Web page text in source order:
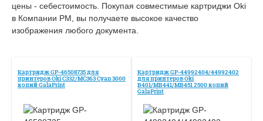
цены - себестоимость. Покупая совместимые картриджи Oki
в Компании РМ, вы получаете высокое качество
изображения любого документа.
Картридж GP-46508735 для
принтеров Oki C332/MC363 Cyan 3000
копий GalaPrint
Картридж GP-44992404/44992402
для принтеров Oki
B401/MB441/MB451 2500 копий
GalaPrint